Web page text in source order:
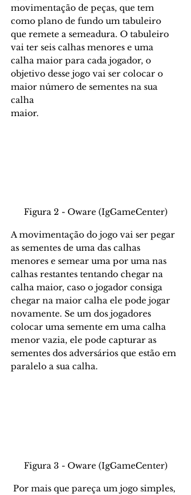
movimentação de peças, que tem
como plano de fundo um tabuleiro
que remete a semeadura. O tabuleiro
vai ter seis calhas menores e uma
calha maior para cada jogador, o
objetivo desse jogo vai ser colocar o
maior número de sementes na sua
calha
maior.
Figura 2 - Oware (IgGameCenter)
A movimentação do jogo vai ser pegar
as sementes de uma das calhas
menores e semear uma por uma nas
calhas restantes tentando chegar na
calha maior, caso o jogador consiga
chegar na maior calha ele pode jogar
novamente. Se um dos jogadores
colocar uma semente em uma calha
menor vazia, ele pode capturar as
sementes dos adversários que estão em
paralelo a sua calha.
Figura 3 - Oware (IgGameCenter)
Por mais que pareça um jogo simples,